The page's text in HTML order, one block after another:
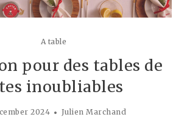
A table
pour des tables de
inoubliables
2024 Julien Marchand